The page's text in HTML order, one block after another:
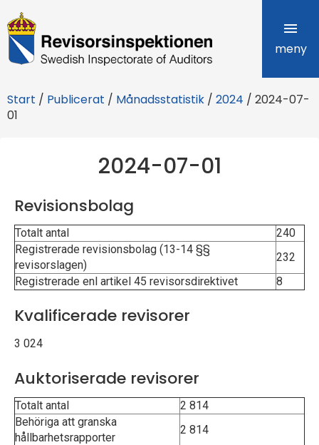
R
e
i
s
n
s
p
e
k
meny
Start / Publicerat / Månadsstatistik / 2024 / 2024-07-
01
2024-07-01
Revisionsbolag
Totalt antal
240
Registrerade revisionsbolag (13-14 §§
revisorslagen)
232
Registrerade enl artikel 45 revisorsdirektivet
8
Kvalificerade revisorer
3 024
Auktoriserade revisorer
Totalt antal
2 814
Behöriga att granska
hållbarhetsrapporter
2 814